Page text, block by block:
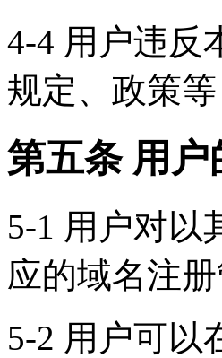
4-4 用户违反
规定、政策
第五条 用
5-1 用户对以
应的域名注
5-2 用户可以